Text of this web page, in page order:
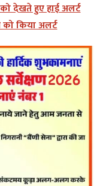
को देखते हुए हाई अलर्ट
किया अलर्ट